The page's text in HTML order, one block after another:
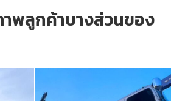
พลูกค้าบางส่วนของ